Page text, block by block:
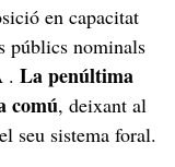
en capacitat
públics nominals
. La penúltima
comú, deixant al
seu sistema foral.